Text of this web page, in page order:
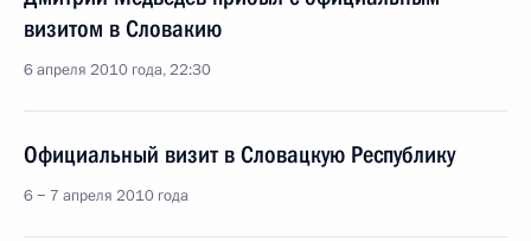
визитом в Словакию
6 апреля 2010 года, 22:30
Официальный визит в Словацкую Республику
6 − 7 апреля 2010 года